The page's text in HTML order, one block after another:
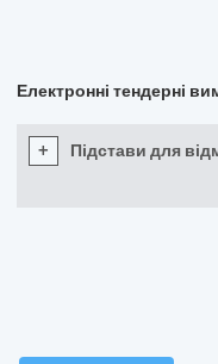
Електронні тендерні
+ Підстави для